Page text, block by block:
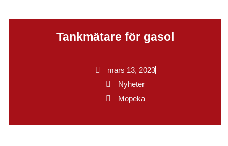
Tankmätare för gasol
mars 13, 2023
Nyheter
Mopeka